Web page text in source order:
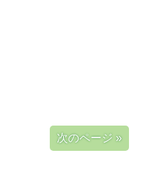
次のページ »